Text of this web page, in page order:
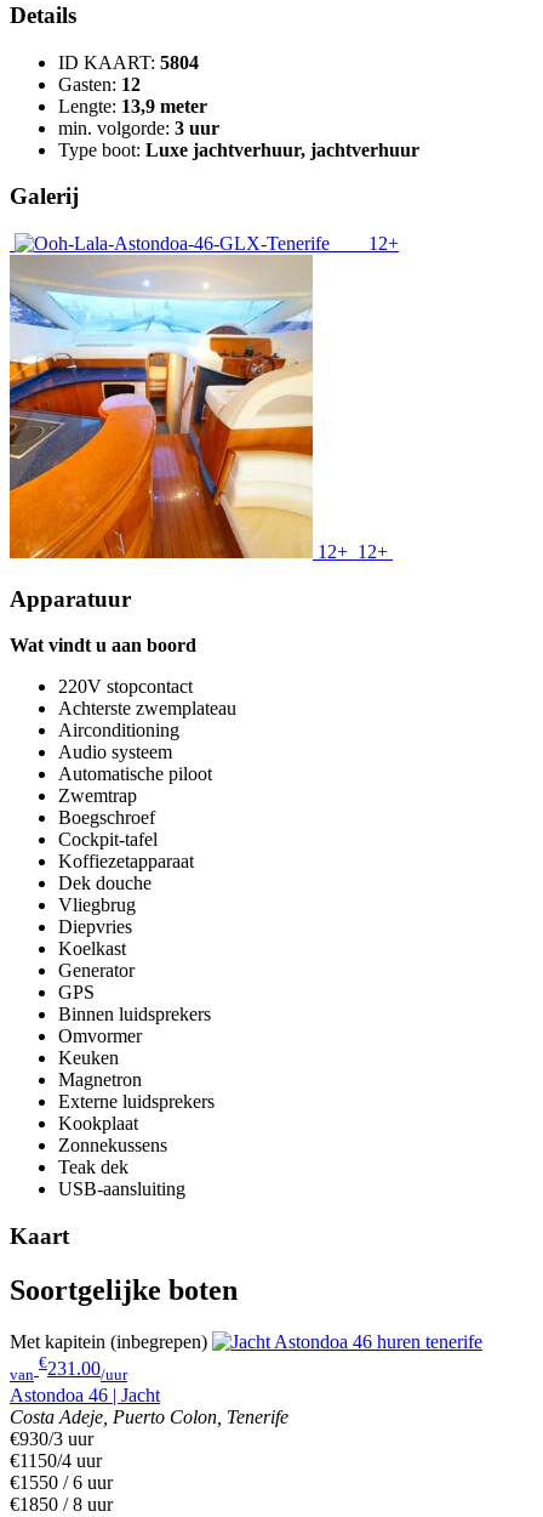
Details
ID KAART: 5804
Gasten: 12
Lengte: 13,9 meter
min. volgorde: 3 uur
Type boot: Luxe jachtverhuur, jachtverhuur
Galerij
12+
12+ 12+
Apparatuur
Wat vindt u aan boord
220V stopcontact
Achterste zwemplateau
Airconditioning
Audio systeem
Automatische piloot
Zwemtrap
Boegschroef
Cockpit-tafel
Koffiezetapparaat
Dek douche
Vliegbrug
Diepvries
Koelkast
Generator
GPS
Binnen luidsprekers
Omvormer
Keuken
Magnetron
Externe luidsprekers
Kookplaat
Zonnekussens
Teak dek
USB-aansluiting
Kaart
Soortgelijke boten
Met kapitein (inbegrepen)
van
€231.00/uur
Astondoa 46 | Jacht
Costa Adeje, Puerto Colon, Tenerife
€930/3 uur
€1150/4 uur
€1550 / 6 uur
€1850 / 8 uur